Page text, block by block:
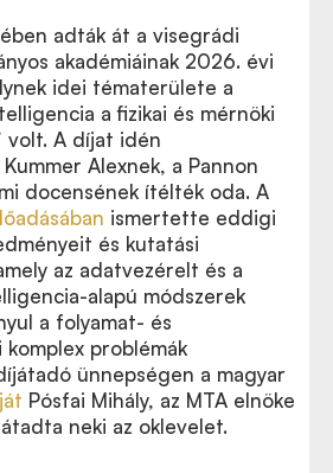
adták át a visegrádi
akadémiáinak 2026. évi
idei tématerülete a
a fizikai és mérnöki
volt. A díjat idén
Alexnek, a Pannon
docensének ítélték oda. A
ismertette eddigi
és kutatási
az adatvezérelt és a
alapú módszerek
a folyamat- és
problémák
ünnepségen a magyar
Pósfai Mihály, az MTA elnöke
neki az oklevelet.